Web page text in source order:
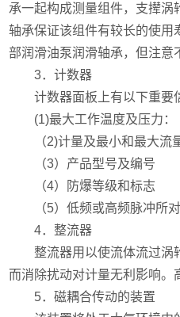
承一起构成测量组件，支撵涡
轴承保证该组件有较长的使用
部润滑油泵润滑轴承，但注意
3．计数器
计数器面板上有以下重要
(1)最大工作温度及压力：
（2)计量及最小和最大流
（3）产品型号及编号
（4）防爆等级和标志
（5）低频或高频脉冲所对
4．整流器
整流器用以使流体流过涡
而消除扰动对计量无利影响。
5．磁耦合传动的装置